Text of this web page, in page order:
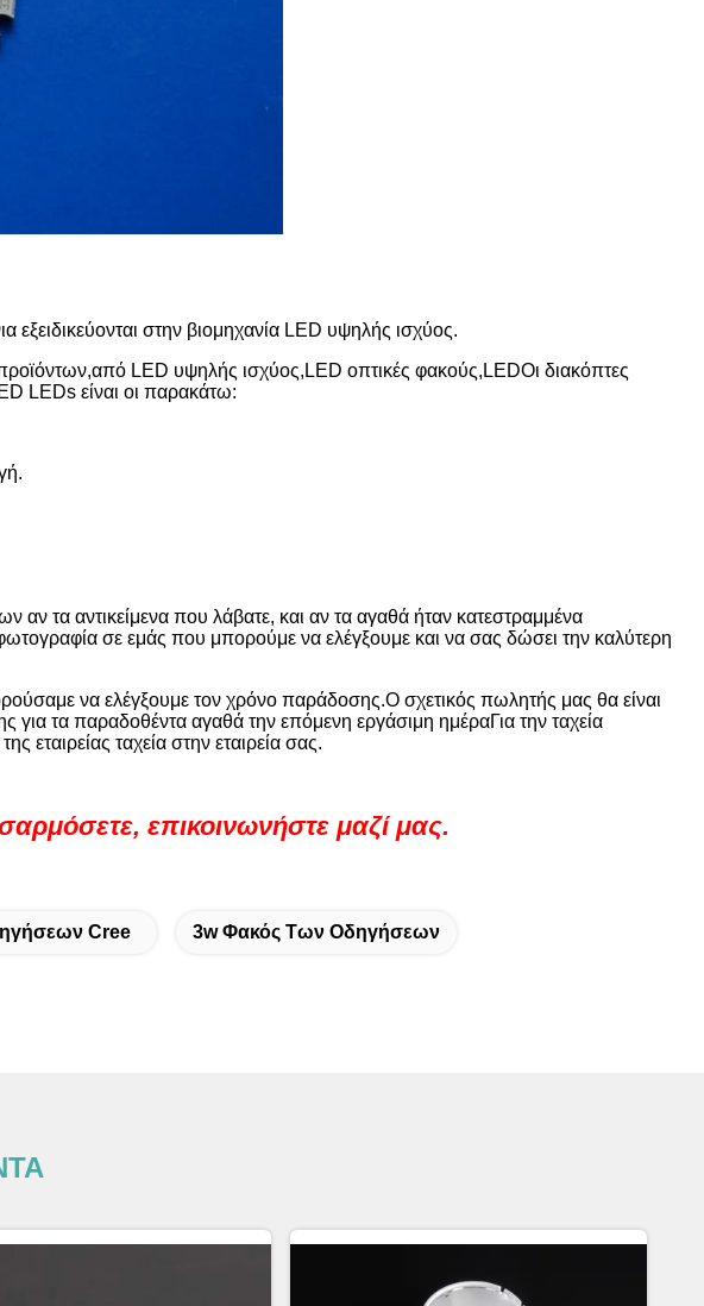
στην βιομηχανία LED υψηλής ισχύος.
LED υψηλής ισχύος,LED οπτικές φακούς,LEDΟι διακόπτες
LEDs είναι οι παρακάτω:
τα αντικείμενα που λάβατε, και αν τα αγαθά ήταν κατεστραμμένα
σε εμάς που μπορούμε να ελέγξουμε και να σας δώσει την καλύτερη
να ελέγξουμε τον χρόνο παράδοσης.Ο σχετικός πωλητής μας θα είναι
τα παραδοθέντα αγαθά την επόμενη εργάσιμη ημέραΓια την ταχεία
εταιρείας ταχεία στην εταιρεία σας.
επικοινωνήστε μαζί μας.
Cree 3w Φακός Των Οδηγήσεων